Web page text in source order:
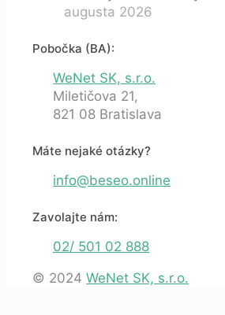
augusta 2026
Pobočka (BA):
WeNet SK, s.r.o.
Miletičova 21,
821 08 Bratislava
Máte nejaké otázky?
info@beseo.online
Zavolajte nám:
02/ 501 02 888
© 2024 WeNet SK, s.r.o.